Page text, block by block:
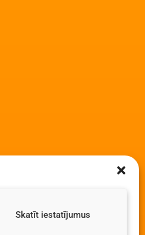
Skatīt iestatījumus